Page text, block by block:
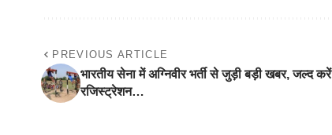
PREVIOUS ARTICLE
भारतीय सेना में अग्निवीर भर्ती से जुड़ी बड़ी खबर, जल्द करें
रजिस्ट्रेशन…